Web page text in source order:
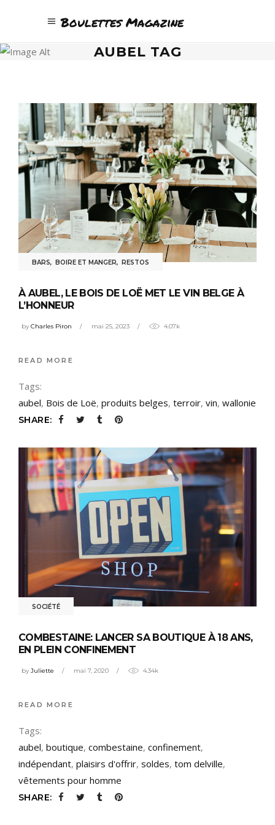
Boulettes Magazine
AUBEL TAG
BARS, BOIRE ET MANGER, RESTOS
À AUBEL, LE BOIS DE LOË MET LE VIN BELGE À
L’HONNEUR
byCharles Piron mai 25, 2023 4.07k
READ MORE
Tags:
aubel, Bois de Loë, produits belges, terroir, vin, wallonie
SHARE:
SOCIÉTÉ
COMBESTAINE: LANCER SA BOUTIQUE À 18 ANS,
EN PLEIN CONFINEMENT
byJuliette mai 7, 2020 4.34k
READ MORE
Tags:
aubel, boutique, combestaine, confinement,
indépendant, plaisirs d'offrir, soldes, tom delville,
vêtements pour homme
SHARE: